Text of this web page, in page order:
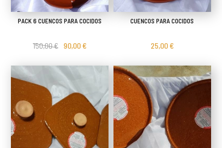
PACK 6 CUENCOS PARA COCIDOS
150,00 € 90,00 €
CUENCOS PARA COCIDOS
25,00 €